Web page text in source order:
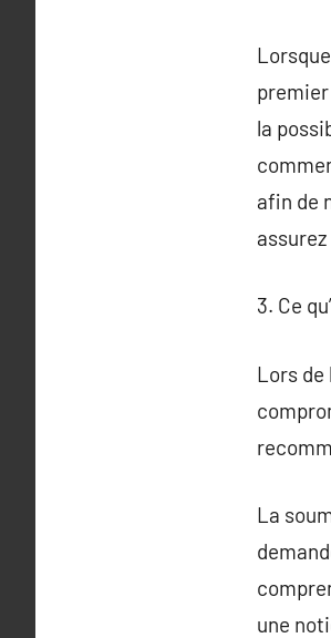
la
afin de
3. Ce
Lors
La
une